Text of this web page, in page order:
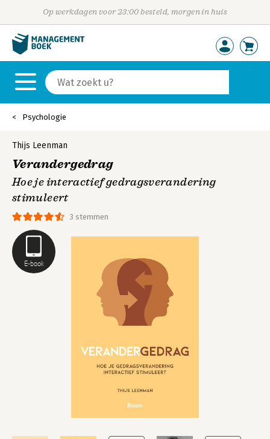
Op werkdagen voor 23:00 besteld, morgen in huis
Psychologie
E-book
3 stemmen
Thijs Leenman
Verandergedrag
Hoe je interactief gedragsverandering
stimuleert